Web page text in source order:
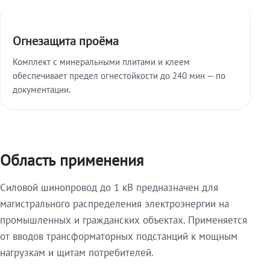
Огнезащита проёма
Комплект с минеральными плитами и клеем
обеспечивает предел огнестойкости до 240 мин — по
документации.
Область применения
Силовой шинопровод до 1 кВ предназначен для
магистрального распределения электроэнергии на
промышленных и гражданских объектах. Применяется
от вводов трансформаторных подстанций к мощным
нагрузкам и щитам потребителей.